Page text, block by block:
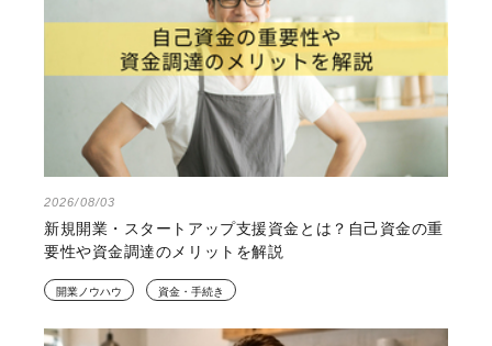
2026/08/03
新規開業・スタートアップ支援資金とは？自己資金の重
要性や資金調達のメリットを解説
開業ノウハウ 資金・手続き